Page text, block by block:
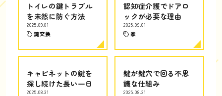
トイレの鍵トラブル
を未然に防ぐ方法
2025.09.01
鍵交換
認知症介護でドアロ
ックが必要な理由
2025.09.01
家
キャビネットの鍵を
探し続けた長い一日
2025.08.31
鍵が鍵穴で回る不思
議な仕組み
2025.08.31